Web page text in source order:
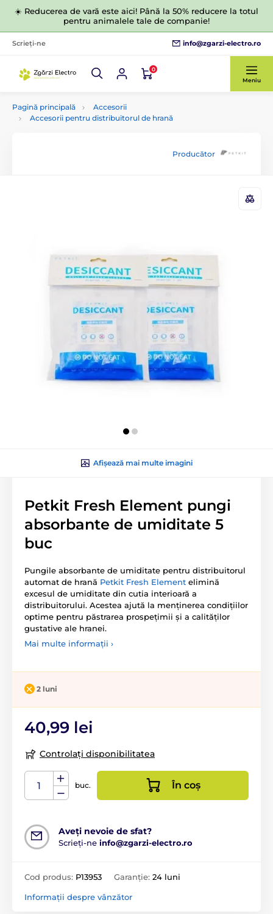
☀️ Reducerea de vară este aici! Până la 50% reducere la totul
pentru animalele tale de companie!
Scrieți-ne info@zgarzi-electro.ro
0
Meniu
Pagină principală
Accesorii
Accesorii pentru distribuitorul de hrană
Producător
Afișează mai multe imagini
Petkit Fresh Element pungi
absorbante de umiditate 5
buc
Pungile absorbante de umiditate pentru distribuitorul
automat de hrană Petkit Fresh Element elimină
excesul de umiditate din cutia interioară a
distribuitorului. Acestea ajută la menținerea condițiilor
optime pentru păstrarea prospețimii și a calităților
gustative ale hranei.
Mai multe informații ›
2 luni
40,99 lei
Controlați disponibilitatea
buc. În coș
Aveți nevoie de sfat?
Scrieți-ne info@zgarzi-electro.ro
Cod produs: P13953 Garanție: 24 luni
Informații despre vânzător